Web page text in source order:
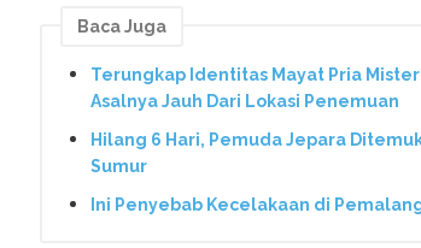
Baca Juga
Terungkap Identitas Mayat Pria
Asalnya Jauh Dari Lokasi Penemuan
Hilang 6 Hari, Pemuda Jepara
Sumur
Ini Penyebab Kecelakaan di